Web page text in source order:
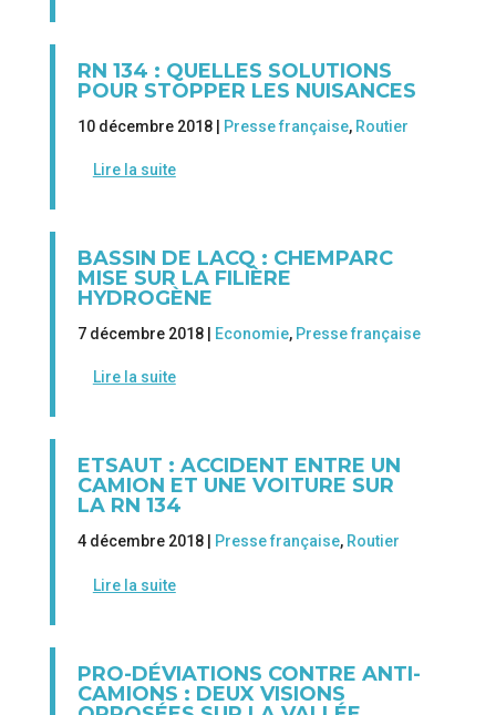
RN 134 : QUELLES SOLUTIONS
POUR STOPPER LES NUISANCES
10 décembre 2018 | Presse française, Routier
Lire la suite
BASSIN DE LACQ : CHEMPARC
MISE SUR LA FILIÈRE
HYDROGÈNE
7 décembre 2018 | Economie, Presse française
Lire la suite
ETSAUT : ACCIDENT ENTRE UN
CAMION ET UNE VOITURE SUR
LA RN 134
4 décembre 2018 | Presse française, Routier
Lire la suite
PRO-DÉVIATIONS CONTRE ANTI-
CAMIONS : DEUX VISIONS